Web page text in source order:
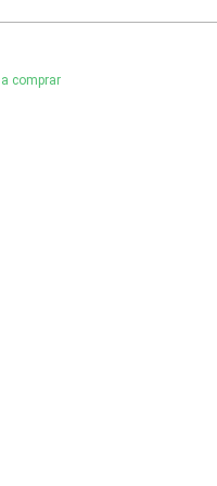
a comprar